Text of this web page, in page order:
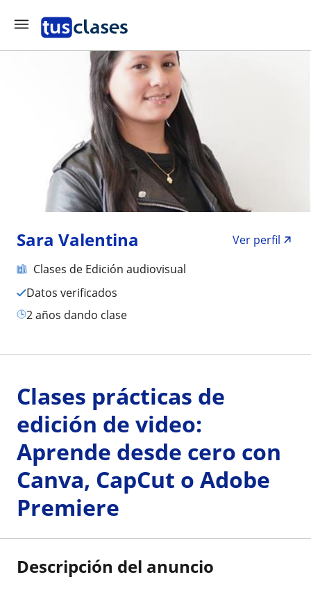
Sara Valentina
Ver perfil
Clases de Edición audiovisual
Datos verificados
2 años dando clase
Clases prácticas de
edición de video:
Aprende desde cero con
Canva, CapCut o Adobe
Premiere
Descripción del anuncio